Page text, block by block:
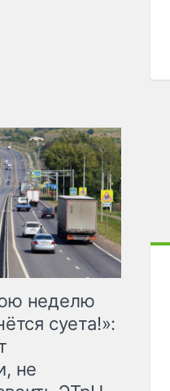
неделю
суета!»:
не